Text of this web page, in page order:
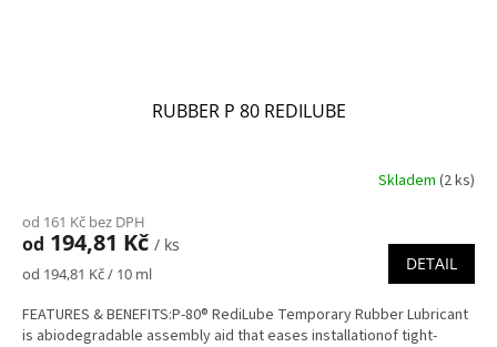
RUBBER P 80 REDILUBE
Skladem (2 ks)
od 161 Kč bez DPH
od 194,81 Kč / ks
Měrná
od 194,81 Kč / 10 ml DETAIL
FEATURES & BENEFITS:P-80® RediLube Temporary Rubber Lubricant
is abiodegradable assembly aid that eases installationof tight-